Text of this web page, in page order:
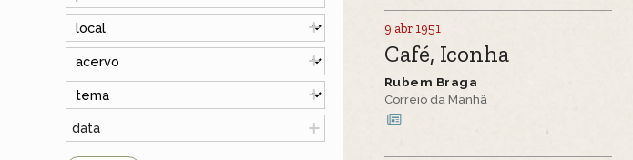
data
9 abr 1951
Café, Iconha
Rubem Braga
Correio da Manhã